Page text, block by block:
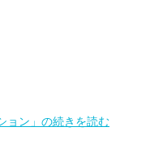
ョン」の続きを読む